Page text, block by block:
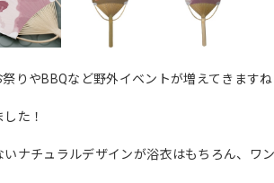
りやBBQなど野外イベントが増えてきます
た！
ナチュラルデザインが浴衣はもちろん、ワ